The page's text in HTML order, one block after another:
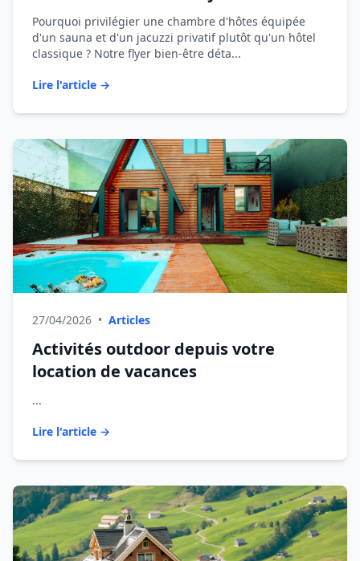
Pourquoi privilégier une chambre d'hôtes équipée
d'un sauna et d'un jacuzzi privatif plutôt qu'un hôtel
classique ? Notre flyer bien-être déta...
Lire l'article →
27/04/2026 • Articles
Activités outdoor depuis votre
location de vacances
...
Lire l'article →